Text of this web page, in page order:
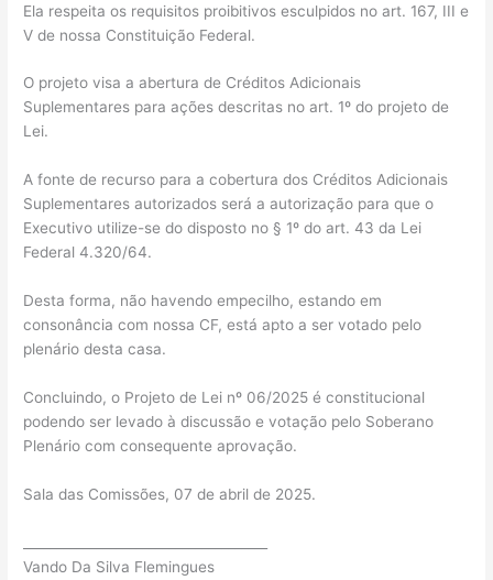
Ela respeita os requisitos proibitivos esculpidos no art. 167, III e
V de nossa Constituição Federal.
O projeto visa a abertura de Créditos Adicionais
Suplementares para ações descritas no art. 1º do projeto de
Lei.
A fonte de recurso para a cobertura dos Créditos Adicionais
Suplementares autorizados será a autorização para que o
Executivo utilize-se do disposto no § 1º do art. 43 da Lei
Federal 4.320/64.
Desta forma, não havendo empecilho, estando em
consonância com nossa CF, está apto a ser votado pelo
plenário desta casa.
Concluindo, o Projeto de Lei nº 06/2025 é constitucional
podendo ser levado à discussão e votação pelo Soberano
Plenário com consequente aprovação.
Sala das Comissões, 07 de abril de 2025.
Vando Da Silva Flemingues